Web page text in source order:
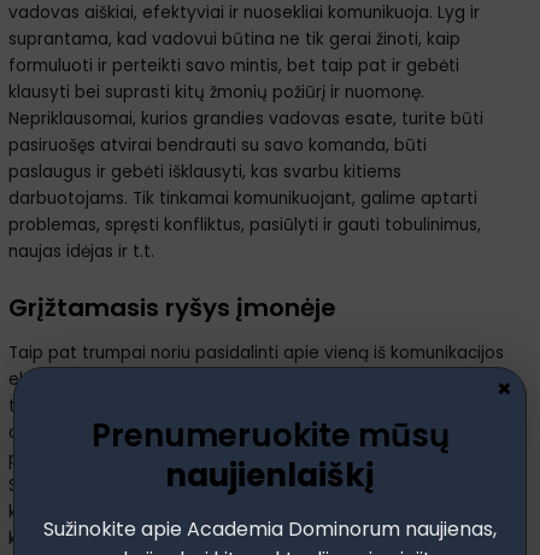
vadovas aiškiai, efektyviai ir nuosekliai komunikuoja. Lyg ir
suprantama, kad vadovui būtina ne tik gerai žinoti, kaip
formuluoti ir perteikti savo mintis, bet taip pat ir gebėti
klausyti bei suprasti kitų žmonių požiūrį ir nuomonę.
Nepriklausomai, kurios grandies vadovas esate, turite būti
pasiruošęs atvirai bendrauti su savo komanda, būti
paslaugus ir gebėti išklausyti, kas svarbu kitiems
darbuotojams. Tik tinkamai komunikuojant, galime aptarti
problemas, spręsti konfliktus, pasiūlyti ir gauti tobulinimus,
naujas idėjas ir t.t.
Grįžtamasis ryšys įmonėje
Taip pat trumpai noriu pasidalinti apie vieną iš komunikacijos
elementų – grįžtamąjį ryšį. Lyg ir aišku, kad grįžtamasis ryšys
turi skatinti atvirumą, supratingumą ir pasitikėjimą tarp visų
organizacijos narių. Tik tokia komunikacija leis organizacijai
prisitaikyti prie pokyčių, tobulinti savo veiklą ir augti.
Supraskite, kad komunikacija organizacijoje yra tarsi dviejų
krypčių gatvė. Tai reiškia, kad ne tik vadovas turi būti gerai
komunikuojantis, bet taip pat komunikaciją išmanyti ir
Prenumeruokite mūsų
naujienlaiškį
Sužinokite apie Academia Dominorum naujienas,
×